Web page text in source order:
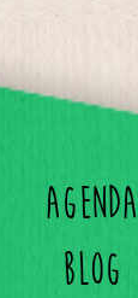
Agenda
Blog